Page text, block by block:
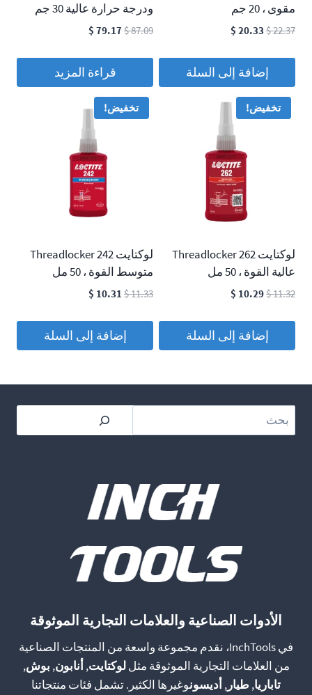
مقوى ، 20 جم
$22.37 السعر
$ 22.37.
$ 20.33
$ 20.33.
إضافة إلى السلة
ودرجة حرارة عالية 30 جم
$87.09
السعر $ 79.17
$ 79.17.
قراءة المزيد
تخفيض!
لوكتايت 262 Threadlocker
عالية القوة ، 50 مل
$11.32 السعر
هو:
$ 11.32.
$ 10.29
هو:
$ 10.29.
إضافة إلى السلة
تخفيض!
لوكتايت 242 Threadlocker
متوسط القوة ، 50 مل
$11.33
السعر
هو:
$ 11.33.
$ 10.31
هو:
$ 10.31.
إضافة إلى السلة
الأدوات الصناعية والعلامات التجارية الموثوقة
في InchTools، نقدم مجموعة واسعة من المنتجات الصناعية
من العلامات التجارية الموثوقة مثللوكتايت,أنابون, بوش,
تاباريا, طيار ,أديسونوغيرها الكثير. تشمل فئات منتجاتنا